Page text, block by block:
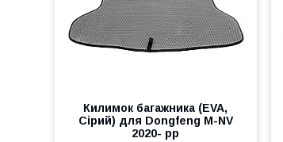
Килимок багажника (EVA,
Сірий) для Dongfeng M-NV
2020- рр